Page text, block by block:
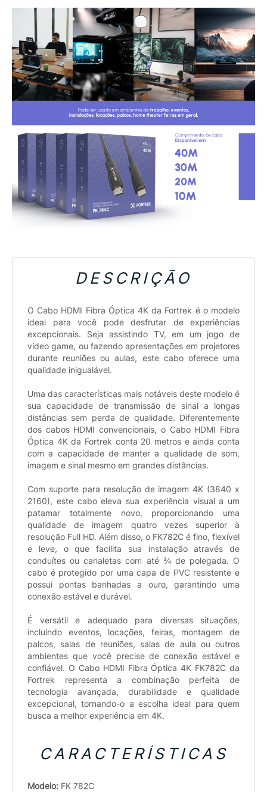
DESCRIÇÃO
O Cabo HDMI Fibra Óptica 4K da Fortrek é o modelo
ideal para você pode desfrutar de experiências
excepcionais. Seja assistindo TV, em um jogo de
vídeo game, ou fazendo apresentações em projetores
durante reuniões ou aulas, este cabo oferece uma
qualidade inigualável.
Uma das características mais notáveis deste modelo é
sua capacidade de transmissão de sinal a longas
distâncias sem perda de qualidade. Diferentemente
dos cabos HDMI convencionais, o Cabo HDMI Fibra
Óptica 4K da Fortrek conta 20 metros e ainda conta
com a capacidade de manter a qualidade de som,
imagem e sinal mesmo em grandes distâncias.
Com suporte para resolução de imagem 4K (3840 x
2160), este cabo eleva sua experiência visual a um
patamar totalmente novo, proporcionando uma
qualidade de imagem quatro vezes superior à
resolução Full HD. Além disso, o FK782C é fino, flexível
e leve, o que facilita sua instalação através de
conduítes ou canaletas com até ¾ de polegada. O
cabo é protegido por uma capa de PVC resistente e
possui pontas banhadas a ouro, garantindo uma
conexão estável e durável.
É versátil e adequado para diversas situações,
incluindo eventos, locações, feiras, montagem de
palcos, salas de reuniões, salas de aula ou outros
ambientes que você precise de conexão estável e
confiável. O Cabo HDMI Fibra Óptica 4K FK782C da
Fortrek representa a combinação perfeita de
tecnologia avançada, durabilidade e qualidade
excepcional, tornando-o a escolha ideal para quem
busca a melhor experiência em 4K.
CARACTERÍSTICAS
Modelo: FK 782C